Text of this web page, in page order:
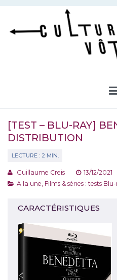
Aller
contenu
[TEST – BLU-RAY]
DISTRIBUTION
Guillaume Creis
13/12/2021
A la une Films & séries : tests
CARACTÉRISTIQUES